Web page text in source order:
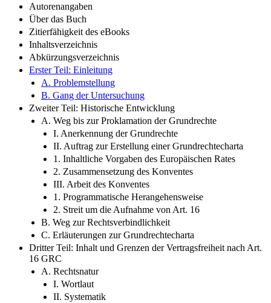
Autorenangaben
Über das Buch
Zitierfähigkeit des eBooks
Inhaltsverzeichnis
Abkürzungsverzeichnis
Erster Teil: Einleitung
A. Problemstellung
B. Gang der Untersuchung
Zweiter Teil: Historische Entwicklung
A. Weg bis zur Proklamation der Grundrechte
I. Anerkennung der Grundrechte
II. Auftrag zur Erstellung einer Grundrechtecharta
1. Inhaltliche Vorgaben des Europäischen Rates
2. Zusammensetzung des Konventes
III. Arbeit des Konventes
1. Programmatische Herangehensweise
2. Streit um die Aufnahme von Art. 16
B. Weg zur Rechtsverbindlichkeit
C. Erläuterungen zur Grundrechtecharta
Dritter Teil: Inhalt und Grenzen der Vertragsfreiheit nach Art.
16 GRC
A. Rechtsnatur
I. Wortlaut
II. Systematik